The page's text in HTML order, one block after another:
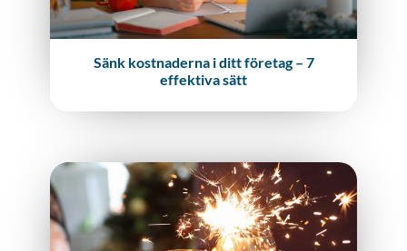
Sänk kostnaderna i ditt företag – 7
effektiva sätt